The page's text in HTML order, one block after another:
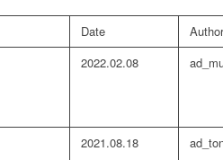
Date Author
2022.02.08
2021.08.18